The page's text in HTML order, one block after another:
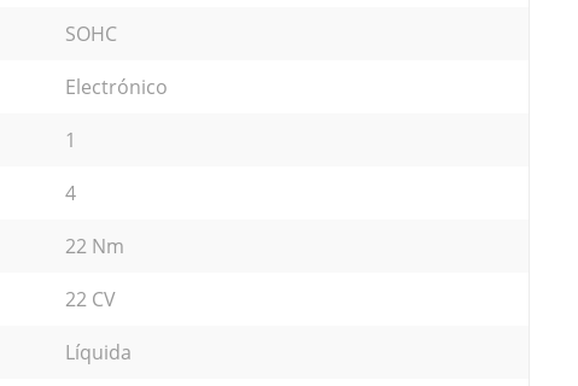
SOHC
Electrónico
1
4
22 Nm
22 CV
Líquida